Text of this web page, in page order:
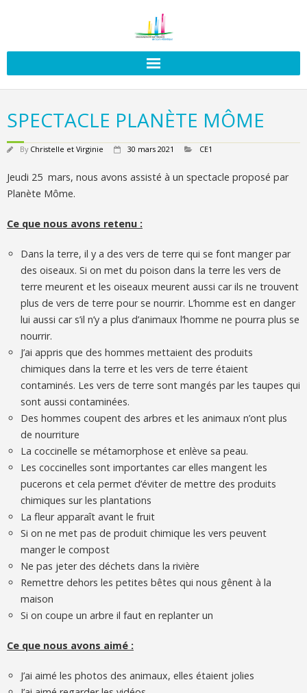
SPECTACLE PLANÈTE MÔME
By Christelle et Virginie 30 mars 2021 CE1
Jeudi 25 mars, nous avons assisté à un spectacle proposé par
Planète Môme.
Ce que nous avons retenu :
Dans la terre, il y a des vers de terre qui se font manger par
des oiseaux. Si on met du poison dans la terre les vers de
terre meurent et les oiseaux meurent aussi car ils ne trouvent
plus de vers de terre pour se nourrir. L’homme est en danger
lui aussi car s’il n’y a plus d’animaux l’homme ne pourra plus se
nourrir.
J’ai appris que des hommes mettaient des produits
chimiques dans la terre et les vers de terre étaient
contaminés. Les vers de terre sont mangés par les taupes qui
sont aussi contaminées.
Des hommes coupent des arbres et les animaux n’ont plus
de nourriture
La coccinelle se métamorphose et enlève sa peau.
Les coccinelles sont importantes car elles mangent les
pucerons et cela permet d’éviter de mettre des produits
chimiques sur les plantations
La fleur apparaît avant le fruit
Si on ne met pas de produit chimique les vers peuvent
manger le compost
Ne pas jeter des déchets dans la rivière
Remettre dehors les petites bêtes qui nous gênent à la
maison
Si on coupe un arbre il faut en replanter un
Ce que nous avons aimé :
J’ai aimé les photos des animaux, elles étaient jolies